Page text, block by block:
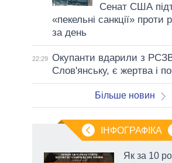
Сенат США
«пекельні санкції»
за день
22:29 Окупанти вдарили з
Слов'янську, є жертва і
Більше новин
ІНФОГРАФІКА
Як за 10